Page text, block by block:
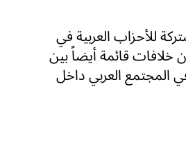
للأحزاب العربية في
قائمة أيضاً بين
المجتمع العربي داخل